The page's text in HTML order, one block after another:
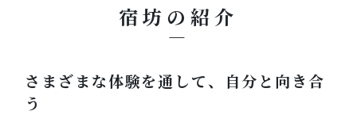
宿坊の紹介
さまざまな体験を通して、自分と向き合
う